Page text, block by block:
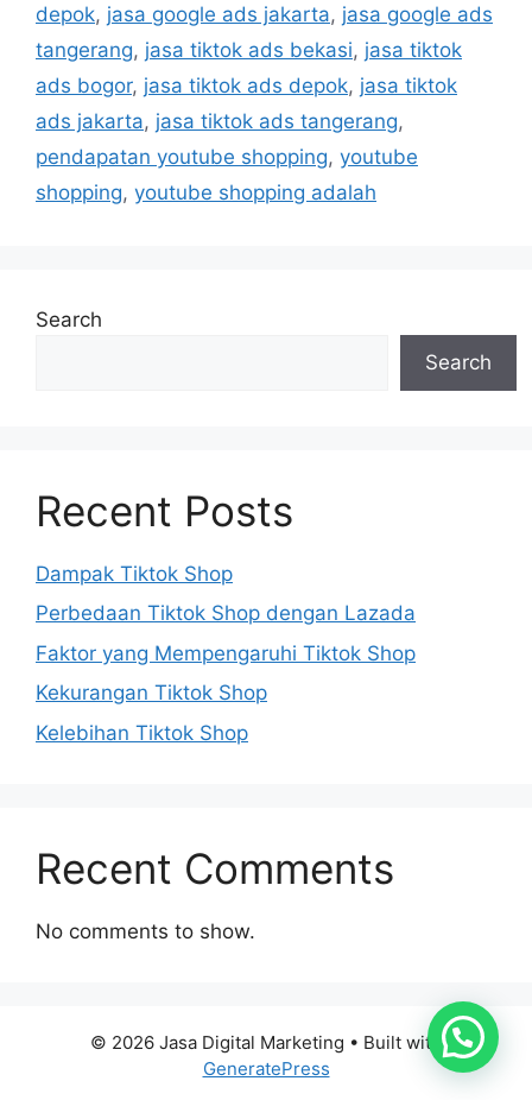
depok, jasa google ads jakarta, jasa google ads
tangerang, jasa tiktok ads bekasi, jasa tiktok
ads bogor, jasa tiktok ads depok, jasa tiktok
ads jakarta, jasa tiktok ads tangerang,
pendapatan youtube shopping, youtube
shopping, youtube shopping adalah
Search
Search
Recent Posts
Dampak Tiktok Shop
Perbedaan Tiktok Shop dengan Lazada
Faktor yang Mempengaruhi Tiktok Shop
Kekurangan Tiktok Shop
Kelebihan Tiktok Shop
Recent Comments
No comments to show.
© 2026 Jasa Digital Marketing • Built with
GeneratePress